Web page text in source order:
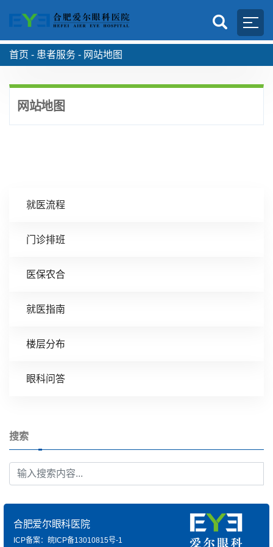
首页 - 患者服务 - 网站地图
就医流程
门诊排班
医保农合
就医指南
楼层分布
眼科问答
搜索
网站地图
合肥爱尔眼科医院
ICP备案：皖ICP备13010815号-1